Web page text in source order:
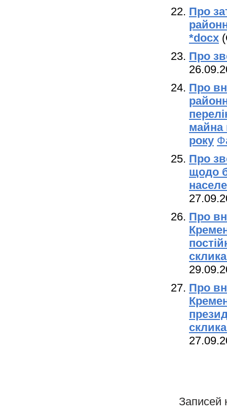
Про
*docx
Про
Про
майна
року
Про
щодо
Про
Про
Записей